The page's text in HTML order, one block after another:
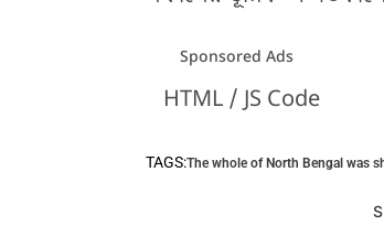
Sponsored Ads
HTML / JS Code
TAGS:The whole of North Bengal was
HTML / JS